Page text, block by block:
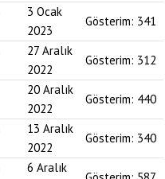
3 Ocak
2023
Gösterim: 341
27 Aralık
2022
Gösterim: 312
20 Aralık
2022
Gösterim: 440
13 Aralık
2022
Gösterim: 340
6 Aralık